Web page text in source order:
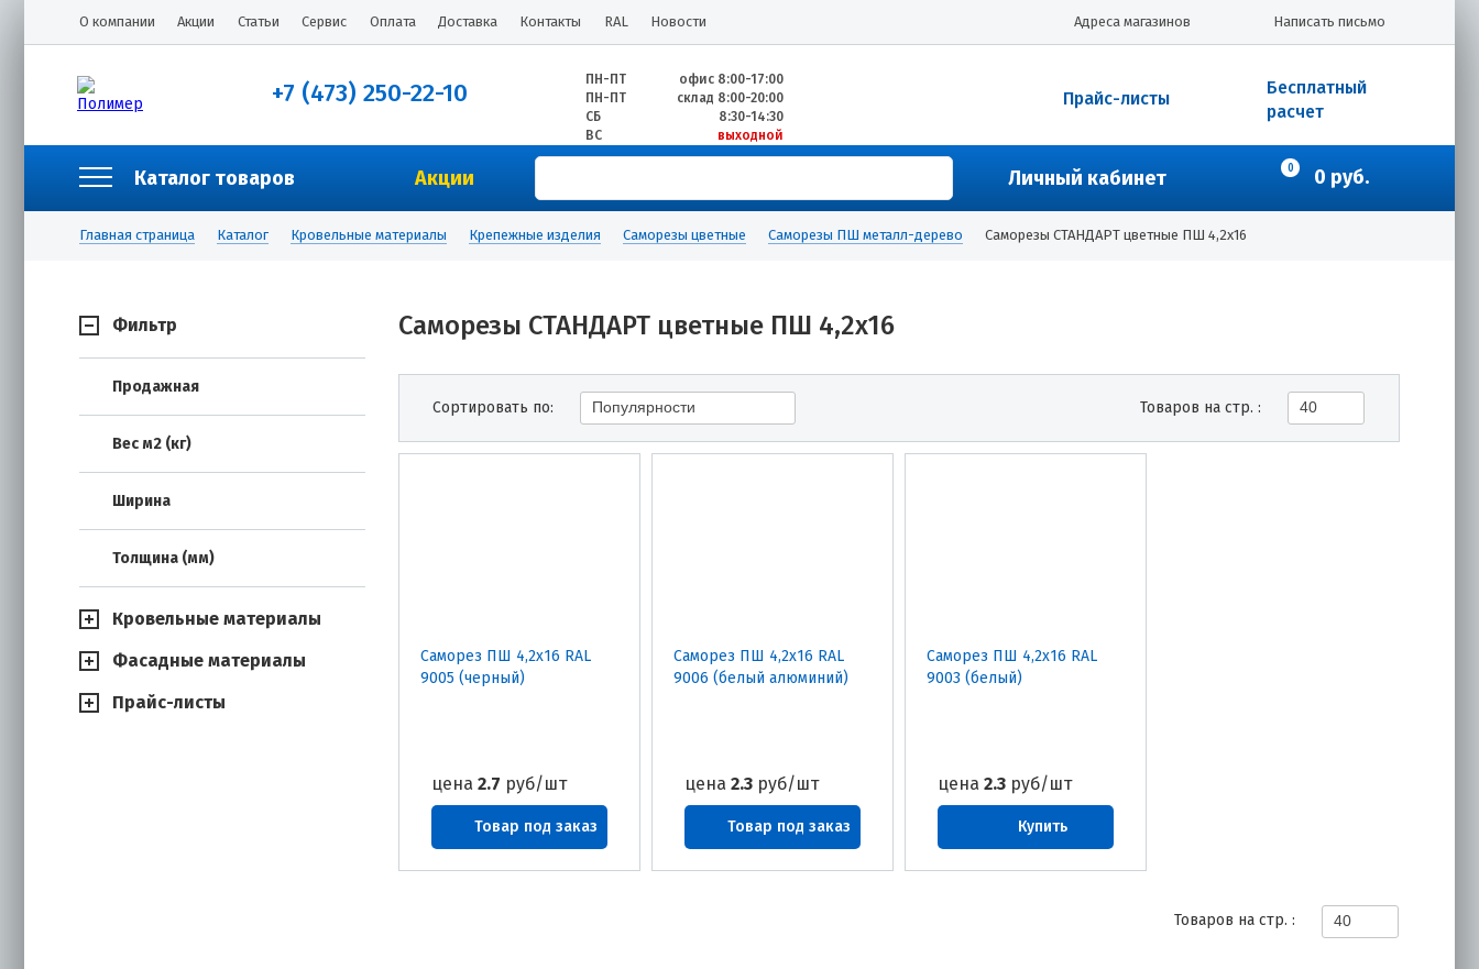
О компании Акции Статьи Сервис Оплата Доставка Контакты RAL Новости Написать письмо
Адреса магазинов
+7 (473) 250-22-10 ПН-ПТ
офис 8:00-17:00
ПН-ПТ
склад 8:00-20:00
СБ
8:30-14:30
ВС
выходной
Бесплатный
расчет
Прайс-листы
Каталог товаров Акции Личный кабинет 0 0 руб.
Главная страница Каталог Кровельные материалы Крепежные изделия Саморезы цветные Саморезы ПШ металл-дерево Саморезы СТАНДАРТ цветные ПШ 4,2х16
Фильтр
Продажная
Вес м2 (кг)
Ширина
Толщина (мм)
Кровельные материалы
Фасадные материалы
Прайс-листы
Саморезы СТАНДАРТ цветные ПШ 4,2х16
Сортировать по: Популярности Товаров на стр. : 40
Саморез ПШ 4,2х16 RAL
9005 (черный)
цена 2.7 руб/шт
Товар под заказ
Саморез ПШ 4,2х16 RAL
9006 (белый алюминий)
цена 2.3 руб/шт
Товар под заказ
Саморез ПШ 4,2х16 RAL
9003 (белый)
цена 2.3 руб/шт
Купить
Товаров на стр. : 40